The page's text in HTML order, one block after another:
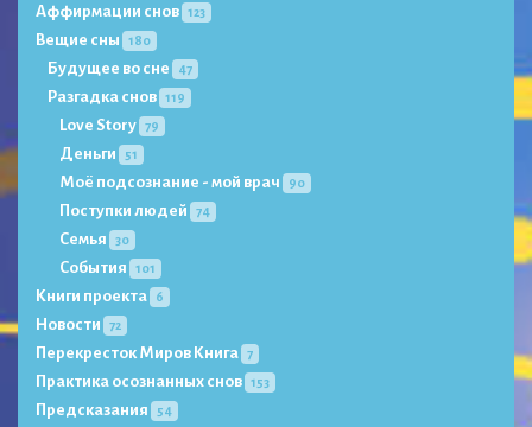
Аффирмации снов 123
Вещие сны 180
Будущее во сне 47
Разгадка снов 119
Love Story 79
Деньги 51
Моё подсознание - мой врач 90
Поступки людей 74
Семья 30
События 101
Книги проекта 6
Новости 72
Перекресток Миров Книга 7
Практика осознанных снов 153
Предсказания 54